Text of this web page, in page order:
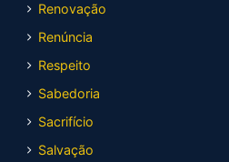
Renovação
Renúncia
Respeito
Sabedoria
Sacrifício
Salvação